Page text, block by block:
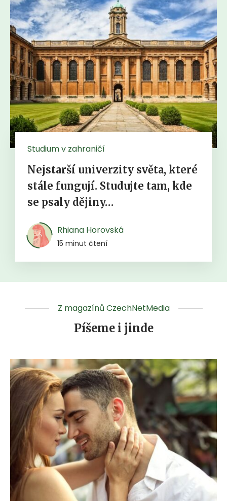
Studium v zahraničí
Nejstarší univerzity světa, které
stále fungují. Studujte tam, kde
se psaly dějiny…
Rhiana Horovská
15 minut čtení
Z magazínů CzechNetMedia
Píšeme i jinde